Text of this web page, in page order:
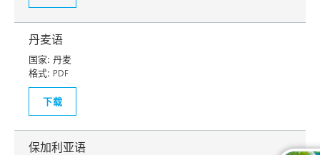
丹麦语
国家: 丹麦
格式: PDF
下载
保加利亚语